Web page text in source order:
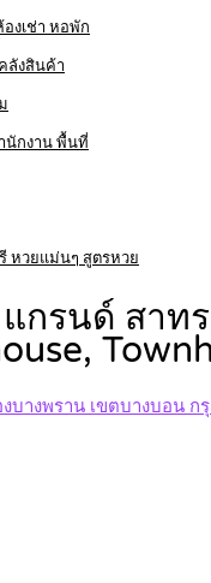
งเช่า หอพัก
ลังสินค้า
นักงาน พื้นที่
หวยแม่นๆ สูตรหวย
แกรนด์ สา
างพราน เขตบางบอน ก